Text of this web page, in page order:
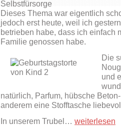
Dieses Thema war eigentlich
jedoch erst heute, weil ich
betrieben habe, dass ich einfach
Familie genossen habe.
Die
und
natürlich, Parfum, hübsche
anderem eine Stofftasche
In unserem Trubel… weiterlesen